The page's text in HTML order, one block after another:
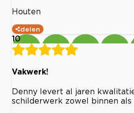
Houten
delen
10
Vakwerk!
Denny levert al jaren
schilderwerk zowel binnen als